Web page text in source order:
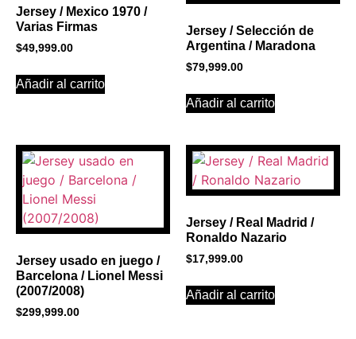
Jersey / Mexico 1970 /
Varias Firmas
$49,999.00
Añadir al carrito
Jersey / Selección de
Argentina / Maradona
$79,999.00
Añadir al carrito
Jersey usado en juego /
Barcelona / Lionel Messi
(2007/2008)
$299,999.00
Jersey / Real Madrid /
Ronaldo Nazario
$17,999.00
Añadir al carrito